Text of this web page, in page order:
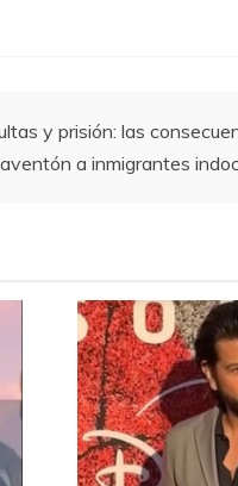
y prisión: las
aventón a inmigrantes